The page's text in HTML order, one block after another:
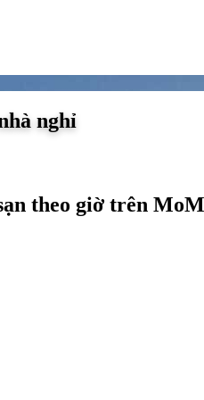
nghỉ
theo giờ trên